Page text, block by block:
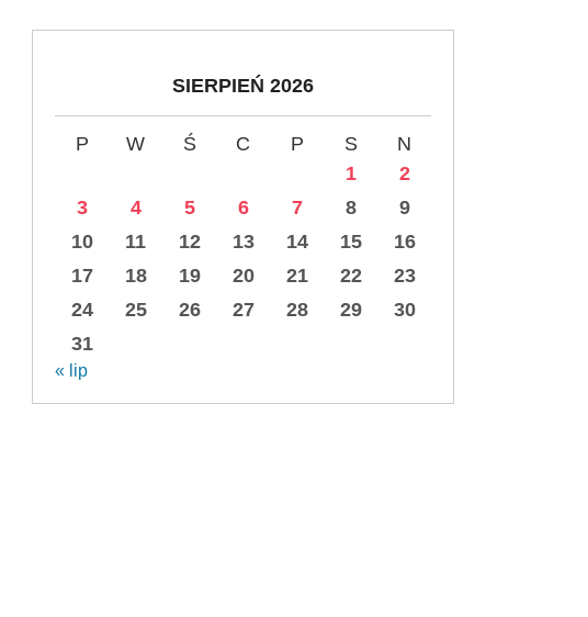
SIERPIEŃ 2026
P W Ś C P S
N
1
2
3
4 5 6 7 8
9
10
11 12 13 14 15
16
17
18 19 20 21 22
23
24
25 26 27 28 29
30
31
« lip